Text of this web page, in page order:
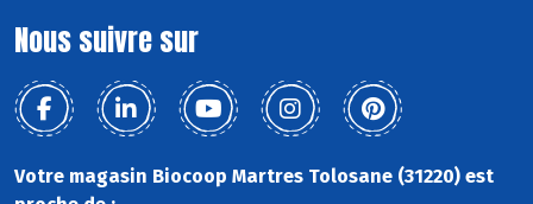
Nous suivre sur
Votre magasin Biocoop Martres Tolosane (31220) est